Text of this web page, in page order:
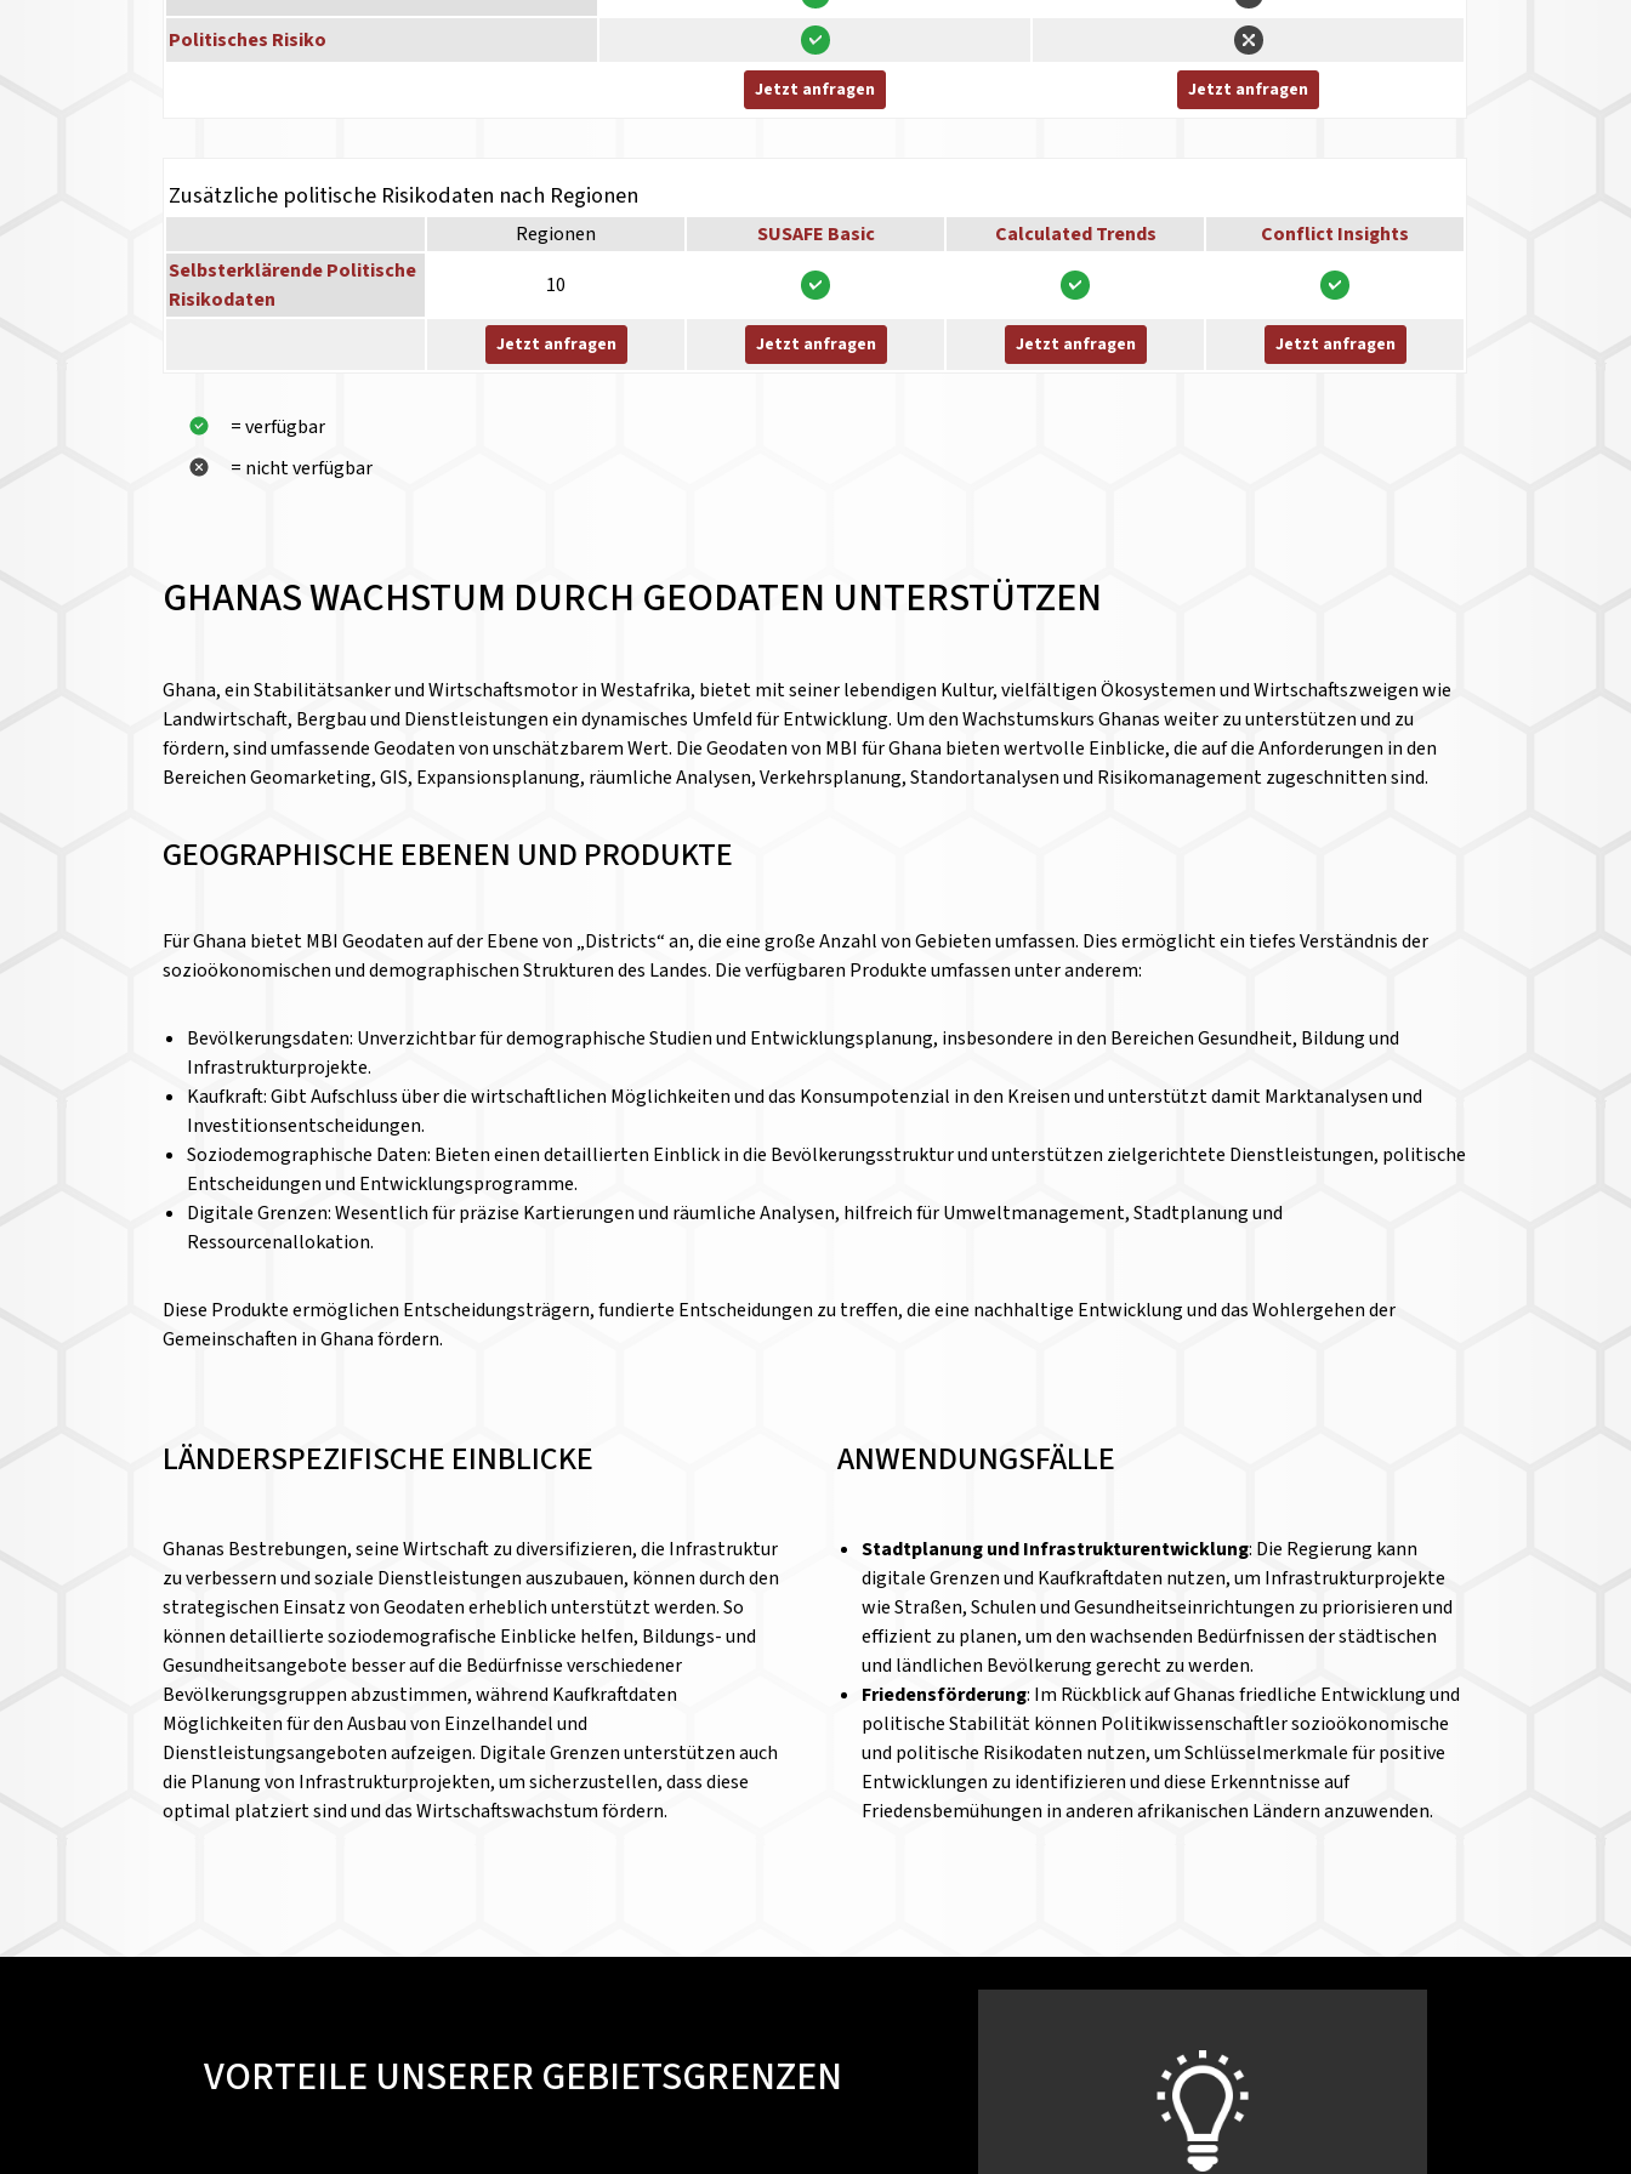
Politisches Risiko
Jetzt anfragen Jetzt anfragen
Zusätzliche politische Risikodaten nach Regionen
Regionen SUSAFE Basic Calculated Trends
Conflict Insights
Selbsterklärende Politische
Risikodaten
10
Jetzt anfragen Jetzt anfragen Jetzt anfragen Jetzt anfragen
= verfügbar
= nicht verfügbar
GHANAS WACHSTUM DURCH GEODATEN UNTERSTÜTZEN
Ghana, ein Stabilitätsanker und Wirtschaftsmotor in Westafrika, bietet mit seiner lebendigen Kultur, vielfältigen Ökosystemen und Wirtschaftszweigen wie
Landwirtschaft, Bergbau und Dienstleistungen ein dynamisches Umfeld für Entwicklung. Um den Wachstumskurs Ghanas weiter zu unterstützen und zu
fördern, sind umfassende Geodaten von unschätzbarem Wert. Die Geodaten von MBI für Ghana bieten wertvolle Einblicke, die auf die Anforderungen in den
Bereichen Geomarketing, GIS, Expansionsplanung, räumliche Analysen, Verkehrsplanung, Standortanalysen und Risikomanagement zugeschnitten sind.
GEOGRAPHISCHE EBENEN UND PRODUKTE
Für Ghana bietet MBI Geodaten auf der Ebene von „Districts“ an, die eine große Anzahl von Gebieten umfassen. Dies ermöglicht ein tiefes Verständnis der
sozioökonomischen und demographischen Strukturen des Landes. Die verfügbaren Produkte umfassen unter anderem:
Bevölkerungsdaten: Unverzichtbar für demographische Studien und Entwicklungsplanung, insbesondere in den Bereichen Gesundheit, Bildung und
Infrastrukturprojekte.
Kaufkraft: Gibt Aufschluss über die wirtschaftlichen Möglichkeiten und das Konsumpotenzial in den Kreisen und unterstützt damit Marktanalysen und
Investitionsentscheidungen.
Soziodemographische Daten: Bieten einen detaillierten Einblick in die Bevölkerungsstruktur und unterstützen zielgerichtete Dienstleistungen, politische
Entscheidungen und Entwicklungsprogramme.
Digitale Grenzen: Wesentlich für präzise Kartierungen und räumliche Analysen, hilfreich für Umweltmanagement, Stadtplanung und
Ressourcenallokation.
Diese Produkte ermöglichen Entscheidungsträgern, fundierte Entscheidungen zu treffen, die eine nachhaltige Entwicklung und das Wohlergehen der
Gemeinschaften in Ghana fördern.
LÄNDERSPEZIFISCHE EINBLICKE
Ghanas Bestrebungen, seine Wirtschaft zu diversifizieren, die Infrastruktur
zu verbessern und soziale Dienstleistungen auszubauen, können durch den
strategischen Einsatz von Geodaten erheblich unterstützt werden. So
können detaillierte soziodemografische Einblicke helfen, Bildungs- und
Gesundheitsangebote besser auf die Bedürfnisse verschiedener
Bevölkerungsgruppen abzustimmen, während Kaufkraftdaten
Möglichkeiten für den Ausbau von Einzelhandel und
Dienstleistungsangeboten aufzeigen. Digitale Grenzen unterstützen auch
die Planung von Infrastrukturprojekten, um sicherzustellen, dass diese
optimal platziert sind und das Wirtschaftswachstum fördern.
ANWENDUNGSFÄLLE
Stadtplanung und Infrastrukturentwicklung: Die Regierung kann
digitale Grenzen und Kaufkraftdaten nutzen, um Infrastrukturprojekte
wie Straßen, Schulen und Gesundheitseinrichtungen zu priorisieren und
effizient zu planen, um den wachsenden Bedürfnissen der städtischen
und ländlichen Bevölkerung gerecht zu werden.
Friedensförderung: Im Rückblick auf Ghanas friedliche Entwicklung und
politische Stabilität können Politikwissenschaftler sozioökonomische
und politische Risikodaten nutzen, um Schlüsselmerkmale für positive
Entwicklungen zu identifizieren und diese Erkenntnisse auf
Friedensbemühungen in anderen afrikanischen Ländern anzuwenden.
VORTEILE UNSERER GEBIETSGRENZEN